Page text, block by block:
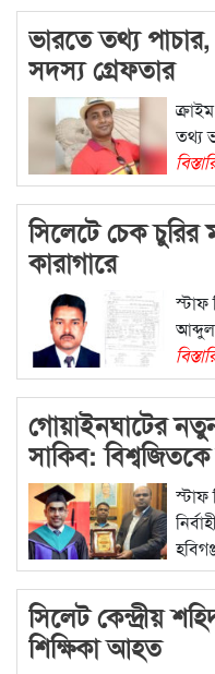
ভারতে তথ্য পাচার,
সদস্য গ্রেফতার
তথ্য
সিলেটে চেক
কারাগারে
স্টাফ
গোয়াইনঘাটের
সাকিব: বিশ্বজিতকে
স্টাফ
সিলেট কেন্দ্রীয়
শিক্ষিকা আহত